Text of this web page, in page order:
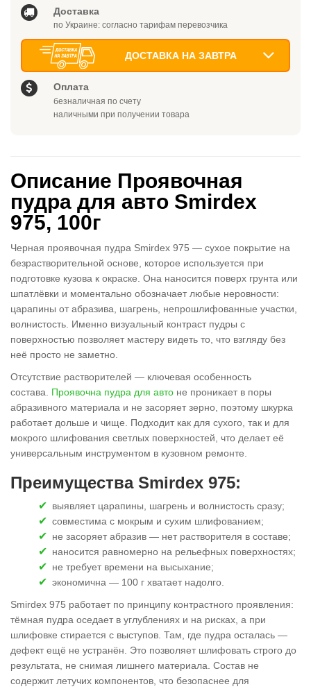
Доставка
по Украине: согласно тарифам перевозчика
ДОСТАВКА НА ЗАВТРА
Оплата
безналичная по счету
наличными при получении товара
Описание Проявочная
пудра для авто Smirdex
975, 100г
Черная проявочная пудра Smirdex 975 — сухое покрытие на
безрастворительной основе, которое используется при
подготовке кузова к окраске. Она наносится поверх грунта или
шпатлёвки и моментально обозначает любые неровности:
царапины от абразива, шагрень, непрошлифованные участки,
волнистость. Именно визуальный контраст пудры с
поверхностью позволяет мастеру видеть то, что взгляду без
неё просто не заметно.
Отсутствие растворителей — ключевая особенность
состава. Проявочна пудра для авто не проникает в поры
абразивного материала и не засоряет зерно, поэтому шкурка
работает дольше и чище. Подходит как для сухого, так и для
мокрого шлифования светлых поверхностей, что делает её
универсальным инструментом в кузовном ремонте.
Преимущества Smirdex 975:
выявляет царапины, шагрень и волнистость сразу;
совместима с мокрым и сухим шлифованием;
не засоряет абразив — нет растворителя в составе;
наносится равномерно на рельефных поверхностях;
не требует времени на высыхание;
экономична — 100 г хватает надолго.
Smirdex 975 работает по принципу контрастного проявления:
тёмная пудра оседает в углублениях и на рисках, а при
шлифовке стирается с выступов. Там, где пудра осталась —
дефект ещё не устранён. Это позволяет шлифовать строго до
результата, не снимая лишнего материала. Состав не
содержит летучих компонентов, что безопаснее для